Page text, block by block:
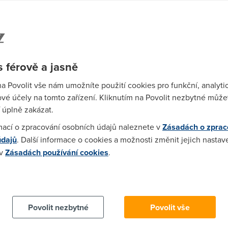
něvěděl by ste mi vysvětlit co to je ta agregace? 50 uživatelů
je nás tak max 8 s ADSL, a od počátku února mám stejný
jsem pocítil při brouzdání, že to nějak nejede. Běžně jsem
pohorel pri Enemy Territory CW, mel jsem ping 260 => jista
ma Ipex, mel pingy 50 ms. Takze je to asi lokalni problem. fil
a porad se mi smeje ze mi to pomaleji nez jemu :-(
férově a jasně
Povolit vše nám umožníte použití cookies pro funkční,
účely na tomto zařízení. Kliknutím na Povolit nezbytné
zakázat.
o zpracování osobních údajů naleznete vZásadách o
. Další informace o cookies a možnosti změnit jejich
Zásadách používání cookies.
Povolit nezbytné
Povolit vše